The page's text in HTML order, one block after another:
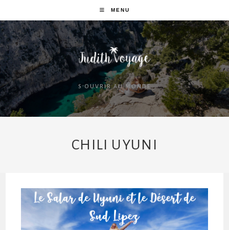
MENU
S'OUVRIR AU MONDE
CHILI UYUNI